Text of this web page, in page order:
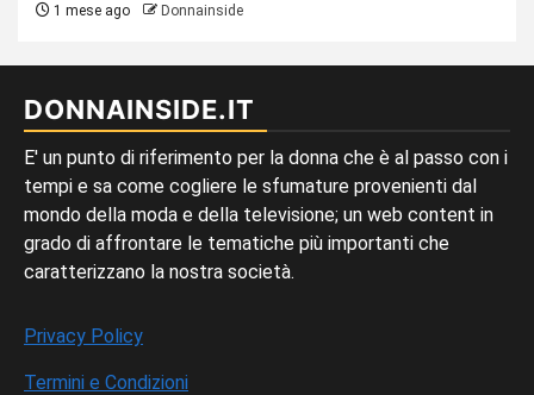
1 mese ago Donnainside
DONNAINSIDE.IT
E' un punto di riferimento per la donna che è al passo con i
tempi e sa come cogliere le sfumature provenienti dal
mondo della moda e della televisione; un web content in
grado di affrontare le tematiche più importanti che
caratterizzano la nostra società.
Privacy Policy
Termini e Condizioni